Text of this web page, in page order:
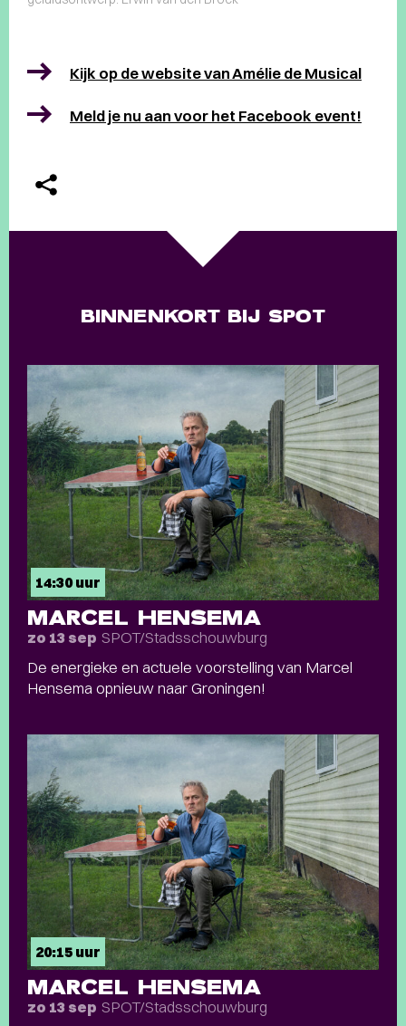
Kijk op de website van Amélie de Musical
Meld je nu aan voor het Facebook event!
BINNENKORT BIJ SPOT
14:30 uur
MARCEL HENSEMA
zo 13 sep SPOT/Stadsschouwburg
De energieke en actuele voorstelling van Marcel
Hensema opnieuw naar Groningen!
20:15 uur
MARCEL HENSEMA
zo 13 sep SPOT/Stadsschouwburg